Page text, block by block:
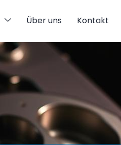
Über uns Kontakt